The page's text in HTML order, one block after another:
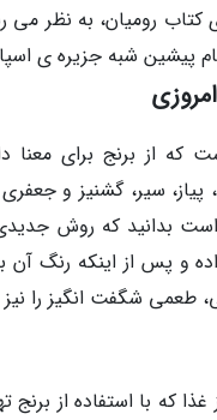
کتاب رومیان، به نظر
که از برنج برای معنا
پیاز، سیر، گشنیز و
بدانید که روش جدیدی
و پس از اینکه رنگ آن
طعمی شگفت انگیز را
که با استفاده از